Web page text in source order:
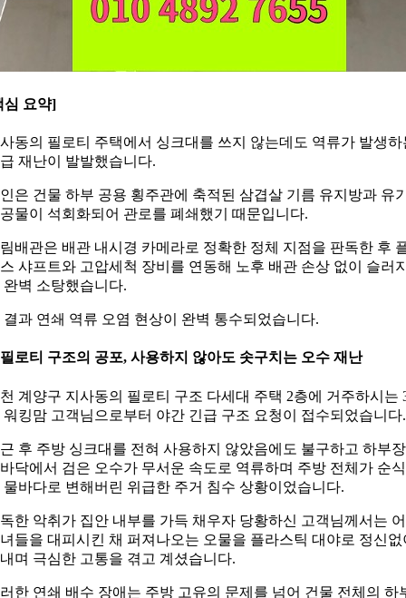
심 요약]
동의 필로티 주택에서 싱크대를 쓰지 않는데도 역류가 발생하
재난이 발발했습니다.
은 건물 하부 공용 횡주관에 축적된 삼겹살 기름 유지방과 유
물이 석회화되어 관로를 폐쇄했기 때문입니다.
배관은 배관 내시경 카메라로 정확한 정체 지점을 판독한 후
샤프트와 고압세척 장비를 연동해 노후 배관 손상 없이 슬러
완벽 소탕했습니다.
결과 연쇄 역류 오염 현상이 완벽 통수되었습니다.
로티 구조의 공포, 사용하지 않아도 솟구치는 오수 재난
계양구 지사동의 필로티 구조 다세대 주택 2층에 거주하시는
워킹맘 고객님으로부터 야간 긴급 구조 요청이 접수되었습니다.
후 주방 싱크대를 전혀 사용하지 않았음에도 불구하고 하부장
닥에서 검은 오수가 무서운 속도로 역류하며 주방 전체가 순
물바다로 변해버린 위급한 주거 침수 상황이었습니다.
한 악취가 집안 내부를 가득 채우자 당황하신 고객님께서는
들을 대피시킨 채 퍼져나오는 오물을 플라스틱 대야로 정신없
며 극심한 고통을 겪고 계셨습니다.
한 연쇄 배수 장애는 주방 고유의 문제를 넘어 건물 전체의 하